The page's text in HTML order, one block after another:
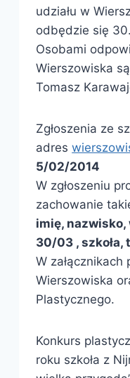
udziału w
odbędzie się
Osobami
Wierszowiska
Tomasz
Zgłoszenia ze
adres
5/02/2014
W zgłoszeniu
zachowanie
imię,
30/03 , szkoła,
W
Wierszowiska
Plastycznego.
Konkurs
roku szkoła z